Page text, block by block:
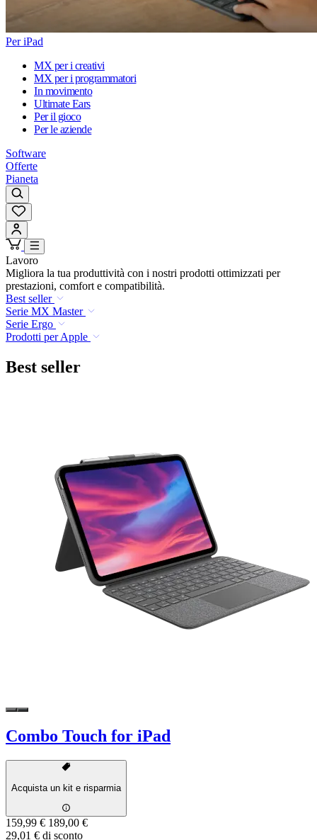
Per iPad
MX per i creativi
MX per i programmatori
In movimento
Ultimate Ears
Per il gioco
Per le aziende
Software
Offerte
Pianeta
Lavoro
Migliora la tua produttività con i nostri prodotti ottimizzati per
prestazioni, comfort e compatibilità.
Best seller
Serie MX Master
Serie Ergo
Prodotti per Apple
Best seller
Combo Touch for iPad
Acquista un kit e risparmia
159,99 € 189,00 €
29,01 € di sconto